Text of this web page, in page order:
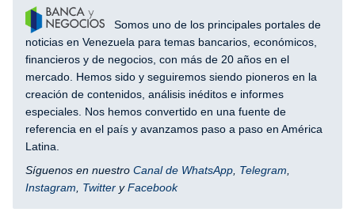
Somos uno de los principales portales de
noticias en Venezuela para temas bancarios, económicos,
financieros y de negocios, con más de 20 años en el
mercado. Hemos sido y seguiremos siendo pioneros en la
creación de contenidos, análisis inéditos e informes
especiales. Nos hemos convertido en una fuente de
referencia en el país y avanzamos paso a paso en América
Latina.
Síguenos en nuestro Canal de WhatsApp Telegram
Instagram
Twitter yFacebook